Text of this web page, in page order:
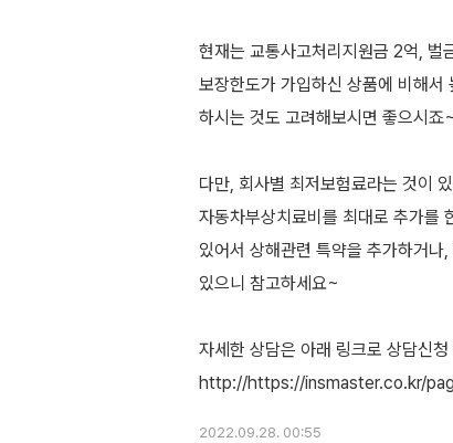
현재는 교통사고처리지원금 2억, 벌
보장한도가 가입하신 상품에 비해서
하시는 것도 고려해보시면 좋으시죠~
다만, 회사별 최저보험료라는 것이
자동차부상치료비를 최대로 추가를
있어서 상해관련 특약을 추가하거나
있으니 참고하세요~
자세한 상담은 아래 링크로 상담신
2022.09.28. 00:55